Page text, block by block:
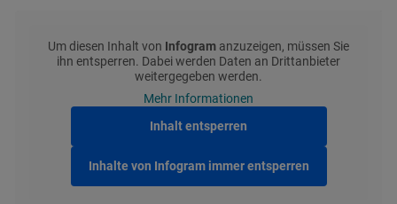
Um diesen Inhalt von Infogram anzuzeigen, müssen Sie
ihn entsperren. Dabei werden Daten an Drittanbieter
weitergegeben werden.
Mehr Informationen
Inhalt entsperren
Inhalte von Infogram immer entsperren